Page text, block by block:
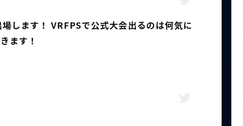
します！ VRFPSで公式大会出るのは何気に
ます！